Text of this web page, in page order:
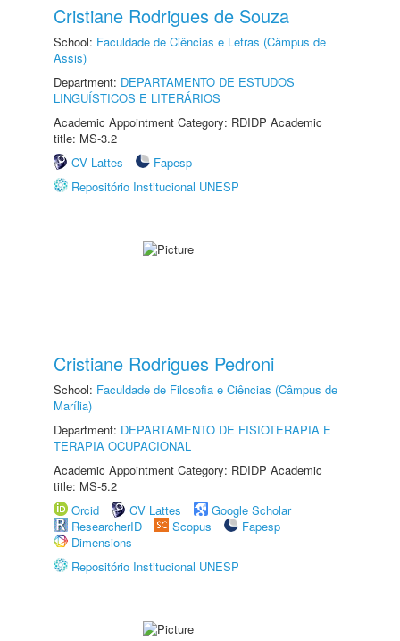
Cristiane Rodrigues de Souza
School: Faculdade de Ciências e Letras (Câmpus de
Assis)
Department: DEPARTAMENTO DE ESTUDOS
LINGUÍSTICOS E LITERÁRIOS
Academic Appointment Category: RDIDP Academic
title: MS-3.2
CV Lattes
Fapesp
Repositório Institucional UNESP
Cristiane Rodrigues Pedroni
School: Faculdade de Filosofia e Ciências (Câmpus de
Marília)
Department: DEPARTAMENTO DE FISIOTERAPIA E
TERAPIA OCUPACIONAL
Academic Appointment Category: RDIDP Academic
title: MS-5.2
Orcid
CV Lattes
Google Scholar
ResearcherID
Scopus
Fapesp
Dimensions
Repositório Institucional UNESP